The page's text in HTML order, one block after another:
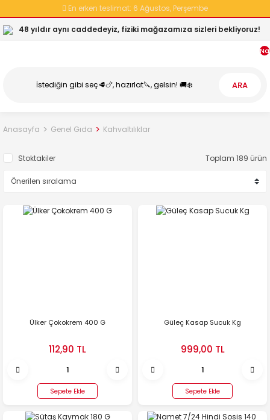
En erken teslimat: 6 Ağustos, Perşembe
48 yıldır aynı caddedeyiz, fiziki mağazamıza sizleri bekliyoruz!
ARA
Anasayfa Genel Gıda Kahvaltılıklar
Stoktakiler Toplam 189 ürün
Ülker Çokokrem 400 G
112,90 TL
Sepete Ekle
Güleç Kasap Sucuk Kg
999,00 TL
Sepete Ekle